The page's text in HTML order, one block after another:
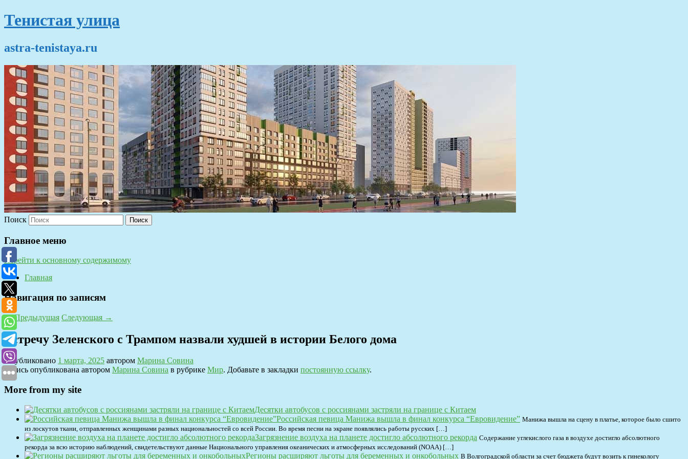
Тенистая улица
astra-tenistaya.ru
Поиск
Главное меню
Перейти к основному содержимому
Главная
Навигация по записям
←Предыдущая Следующая →
Встречу Зеленского с Трампом назвали худшей в истории Белого дома
Опубликовано 1 марта, 2025 автором Марина Совина
Запись опубликована автором Марина Совина в рубрике Мир. Добавьте в закладки постоянную ссылку.
More from my site
Десятки автобусов с россиянами застряли на границе с Китаем
Российская певица Манижа вышла в финал конкурса “Евровидение” Манижа вышла на сцену в платье, которое было сшито
из лоскутов ткани, отправленных женщинами разных национальностей со всей России. Во время песни на экране появлялись работы русских […]
Загрязнение воздуха на планете достигло абсолютного рекорда Содержание углекислого газа в воздухе достигло абсолютного
рекорда за всю историю наблюдений, свидетельствуют данные Национального управления океанических и атмосферных исследований (NOAA) […]
Регионы расширяют льготы для беременных и онкобольных В Волгоградской области за счет бюджета будут возить к гинекологу